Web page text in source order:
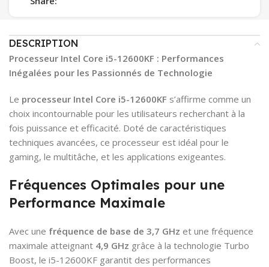
DESCRIPTION
Processeur Intel Core i5-12600KF : Performances
Inégalées pour les Passionnés de Technologie
Le processeur Intel Core i5-12600KF s’affirme comme un
choix incontournable pour les utilisateurs recherchant à la
fois puissance et efficacité. Doté de caractéristiques
techniques avancées, ce processeur est idéal pour le
gaming, le multitâche, et les applications exigeantes.
Fréquences Optimales pour une
Performance Maximale
Avec une fréquence de base de 3,7 GHz et une fréquence
maximale atteignant 4,9 GHz grâce à la technologie Turbo
Boost, le i5-12600KF garantit des performances